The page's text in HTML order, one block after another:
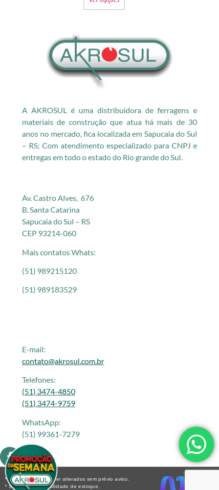
A AKROSUL é uma distribuidora de ferragens e
materiais de construção que atua há mais de 30
anos no mercado, fica localizada em Sapucaia do Sul
– RS; Com atendimento especializado para CNPJ e
entregas em todo o estado do Rio grande do Sul.
Av. Castro Alves, 676
B. Santa Catarina
Sapucaia do Sul – RS
CEP 93214-060
Mais contatos Whats:
(51) 989215120
(51) 989183529
E-mail:
contato@akrosul.com.br
Telefones:
(51) 3474-4850
(51) 3474-9759
WhatsApp:
(51) 99361-7279
* Os preços podem ser alterados sem prévio aviso.
* Sujeito a disponibilidade de estoque.